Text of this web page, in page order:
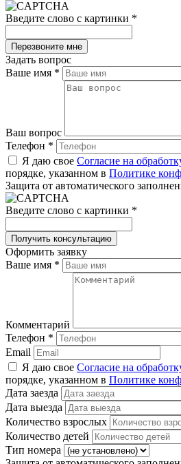
Введите слово с картинки *
Задать вопрос
Ваше имя *
Ваш вопрос
Телефон *
Я даю свое Согласие на
порядке, указанном в Политике
Защита от автоматического
Введите слово с картинки *
Оформить заявку
Ваше имя *
Комментарий
Телефон *
Email
Я даю свое Согласие на
порядке, указанном в Политике
Дата заезда
Дата выезда
Количество взрослых
Количество детей
Тип номера